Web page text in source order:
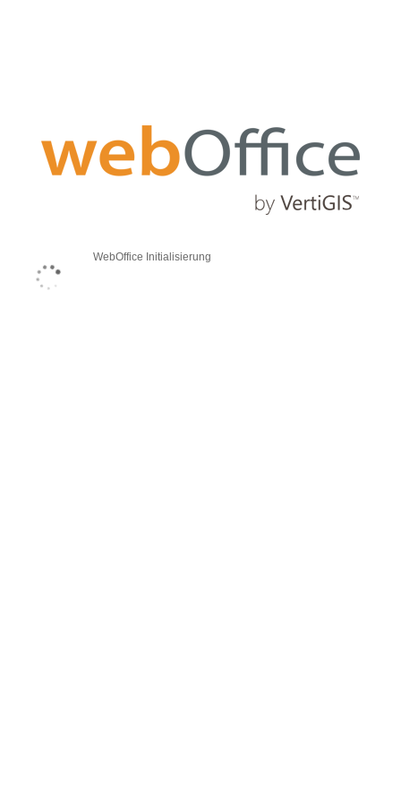
WebOffice Initialisierung